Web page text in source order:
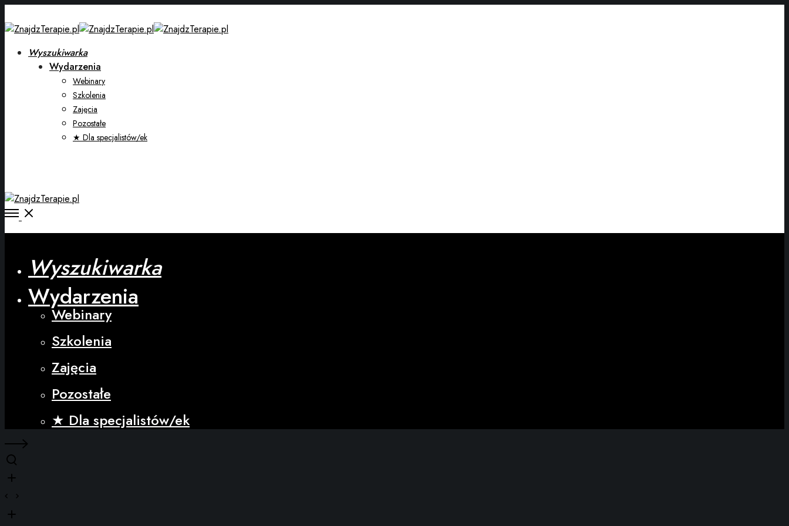
Wyszukiwarka
Wydarzenia
Webinary
Szkolenia
Zajęcia
Pozostałe
★ Dla specjalistów/ek
Wyszukiwarka
Wydarzenia
Webinary
Szkolenia
Zajęcia
Pozostałe
★ Dla specjalistów/ek